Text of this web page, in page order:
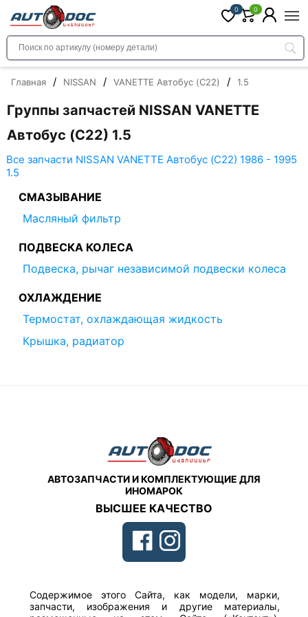
0 0
Главная / NISSAN / VANETTE Автобус (C22) / 1.5
Группы запчастей NISSAN VANETTE
Автобус (C22) 1.5
Все запчасти NISSAN VANETTE Автобус (C22) 1986 - 1995
1.5
СМАЗЫВАНИЕ
Масляный фильтр
ПОДВЕСКА КОЛЕСА
Подвеска, рычаг независимой подвески колеса
ОХЛАЖДЕНИЕ
Термостат, охлаждающая жидкость
Крышка, радиатор
АВТОЗАПЧАСТИ И КОМПЛЕКТУЮЩИЕ ДЛЯ
ИНОМАРОК
ВЫСШЕЕ КАЧЕСТВО
Содержимое этого Сайта, как модели, марки,
запчасти, изображения и другие материалы,